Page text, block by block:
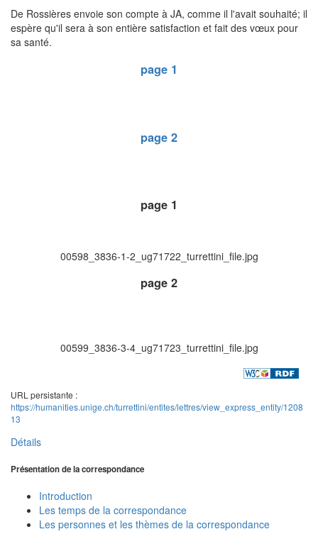
De Rossières envoie son compte à JA, comme il l'avait souhaité; il
espère qu'il sera à son entière satisfaction et fait des vœux pour
sa santé.
page 1
page 2
page 1
00598_3836-1-2_ug71722_turrettini_file.jpg
page 2
00599_3836-3-4_ug71723_turrettini_file.jpg
URL persistante :
https://humanities.unige.ch/turrettini/entites/lettres/view_express_entity/1208
13
Détails
Présentation de la correspondance
Introduction
Les temps de la correspondance
Les personnes et les thèmes de la correspondance